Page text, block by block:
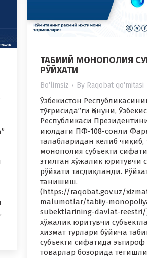
ТАБИИЙ МОНОПОЛИЯ
РЎЙХАТИ
Bo'limsiz By Raqobat qo'mitasi
Ўзбекистон
тўғрисида”ги Қонуни,
Республикаси
июлдаги ПФ-108-сонли
талабларидан келиб чиқиб,
монополия субъекти
этилган хўжалик юритувчи
рўйхати тасдиқланди.
танишиш.
(https://raqobat.gov.uz/
malumotlar/tabiiy-
subektlarining-davlat-reestri/
хўжалик юритувчи
хизмат турлари бўйича
субъекти сифатида эътироф
товарлар бозорида